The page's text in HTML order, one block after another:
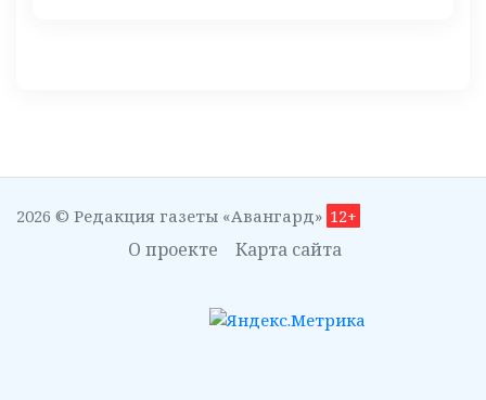
2026 © Редакция газеты «Авангард» 12+
О проекте Карта сайта